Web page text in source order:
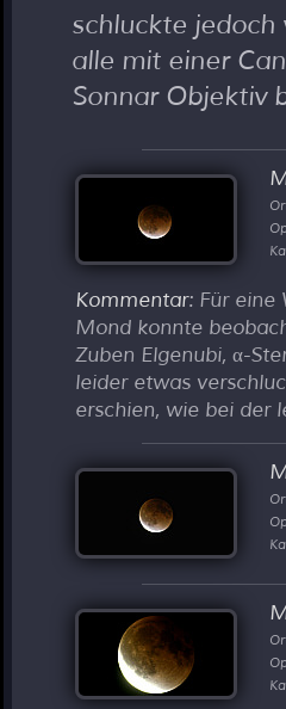
schluckte
alle mit einer
Sonnar Objektiv
Kommentar: Für eine
Mond konnte
Zuben Elgenubi, α-
leider etwas
erschien, wie bei der